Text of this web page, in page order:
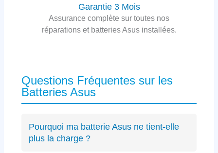
Garantie 3 Mois
Assurance complète sur toutes nos
réparations et batteries Asus installées.
Questions Fréquentes sur les
Batteries Asus
Pourquoi ma batterie Asus ne tient-elle
plus la charge ?